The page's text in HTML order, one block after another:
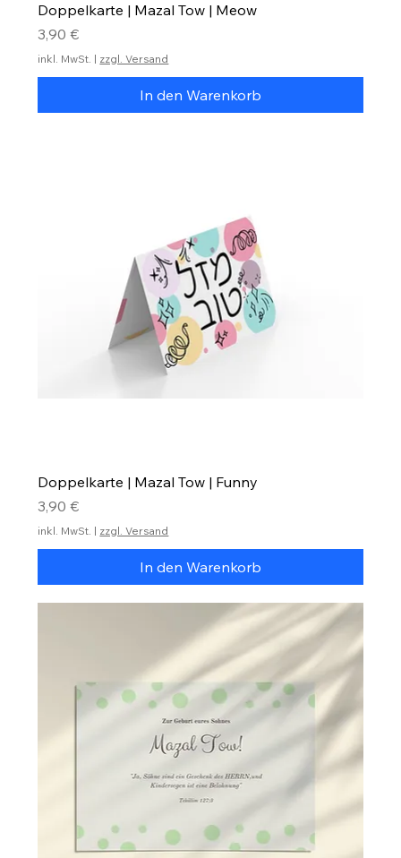
Doppelkarte | Mazal Tow | Meow
Preis
3,90 €
inkl. MwSt. | zzgl. Versand
In den Warenkorb
Doppelkarte | Mazal Tow | Funny
Preis
3,90 €
inkl. MwSt. | zzgl. Versand
In den Warenkorb